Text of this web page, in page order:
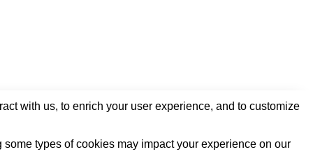
with us, to enrich your user experience, and to customize
types of cookies may impact your experience on our